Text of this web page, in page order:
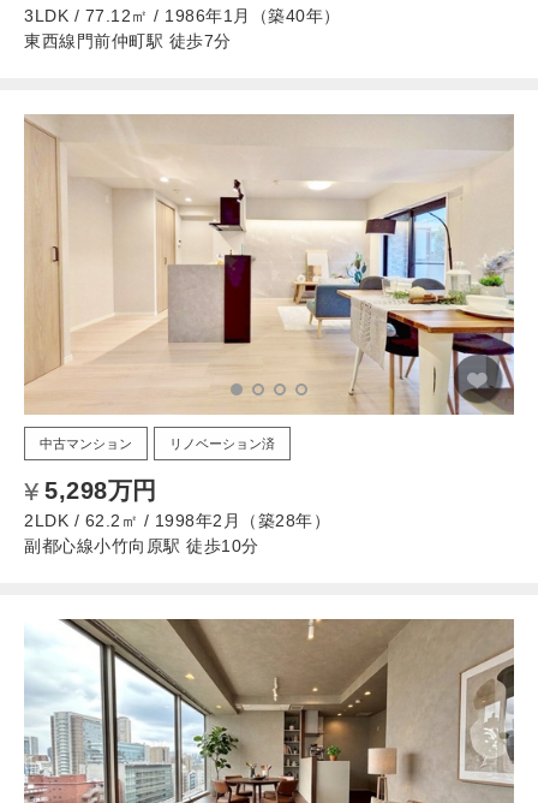
3LDK / 77.12㎡ / 1986年1月（築40年）
東西線門前仲町駅 徒歩7分
中古マンション リノベーション済
5,298万円
2LDK / 62.2㎡ / 1998年2月（築28年）
副都心線小竹向原駅 徒歩10分